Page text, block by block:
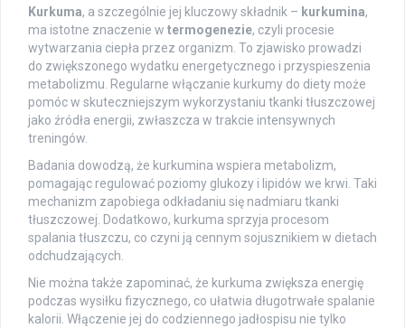
Kurkuma, a szczególnie jej kluczowy składnik – kurkumina,
ma istotne znaczenie w termogenezie, czyli procesie
wytwarzania ciepła przez organizm. To zjawisko prowadzi
do zwiększonego wydatku energetycznego i przyspieszenia
metabolizmu. Regularne włączanie kurkumy do diety może
pomóc w skuteczniejszym wykorzystaniu tkanki tłuszczowej
jako źródła energii, zwłaszcza w trakcie intensywnych
treningów.
Badania dowodzą, że kurkumina wspiera metabolizm,
pomagając regulować poziomy glukozy i lipidów we krwi. Taki
mechanizm zapobiega odkładaniu się nadmiaru tkanki
tłuszczowej. Dodatkowo, kurkuma sprzyja procesom
spalania tłuszczu, co czyni ją cennym sojusznikiem w dietach
odchudzających.
Nie można także zapominać, że kurkuma zwiększa energię
podczas wysiłku fizycznego, co ułatwia długotrwałe spalanie
kalorii. Włączenie jej do codziennego jadłospisu nie tylko